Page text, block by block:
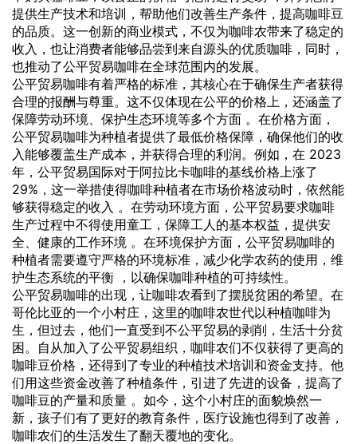
提供生产技术和培训，帮助他们改善生产条件，提高咖啡豆
的品质。这一创新的商业模式，不仅为咖啡农带来了稳定的
收入，也让消费者能够品尝到来自源头的优质咖啡，同时，
也推动了公平贸易咖啡在全球范围内的发展。
公平贸易咖啡有着严格的标准，其核心在于确保生产者获得
合理的报酬与尊重。这不仅体现在公平的价格上，还涵盖了
保障劳动环境、保护生态环境等多个方面 。在价格方面，
公平贸易咖啡为种植者提供了最低价格保障，确保他们的收
入能够覆盖生产成本，并获得合理的利润。例如，在 2023
年，公平贸易国际对于阿拉比卡咖啡的基线价格上涨了
29%，这一举措使得咖啡种植者在市场价格波动时，依然能
够获得稳定的收入 。在劳动环境方面，公平贸易要求咖啡
生产过程中不得使用童工，保障工人的基本权益，提供安
全、健康的工作环境 。在环境保护方面，公平贸易咖啡的
种植者需要遵守严格的环境标准，减少化学农药的使用，维
护生态系统的平衡 ，以确保咖啡种植的可持续性。
公平贸易咖啡的出现，让咖啡农看到了摆脱贫困的希望。在
哥伦比亚的一个小村庄，这里的咖啡农世代以种植咖啡为
生，但过去，他们一直受到不公平贸易的剥削，生活十分贫
困。自从加入了公平贸易组织，咖啡农们不仅获得了更高的
咖啡豆价格，还得到了专业的种植技术培训和资金支持。他
们用这些资金改善了种植条件，引进了先进的设备，提高了
咖啡豆的产量和质量 。如今，这个小村庄的面貌焕然一
新，孩子们有了更好的教育条件，医疗设施也得到了改善，
咖啡农们的生活发生了翻天覆地的变化。